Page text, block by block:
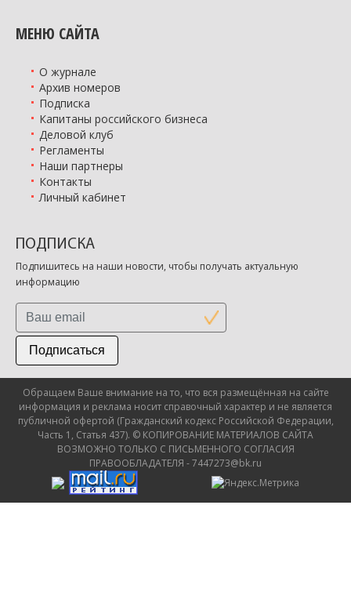
МЕНЮ САЙТА
О журнале
Архив номеров
Подписка
Капитаны российского бизнеса
Деловой клуб
Регламенты
Наши партнеры
Контакты
Личный кабинет
ПОДПИСКА
Подпишитесь на наши новости, чтобы получать актуальную
информацию
Подписаться
Обращаем Ваше внимание на то, что вся размещённая на сайте
информация и реклама носит справочный характер и не является
публичной офертой (Гражданский кодекс Российской Федерации,
Часть 1, Статья 437). © КОПИРОВАНИЕ МАТЕРИАЛОВ САЙТА
ВОЗМОЖНО ТОЛЬКО С ПИСЬМЕННОГО СОГЛАСИЯ
ПРАВООБЛАДАТЕЛЯ - 7447273@bk.ru